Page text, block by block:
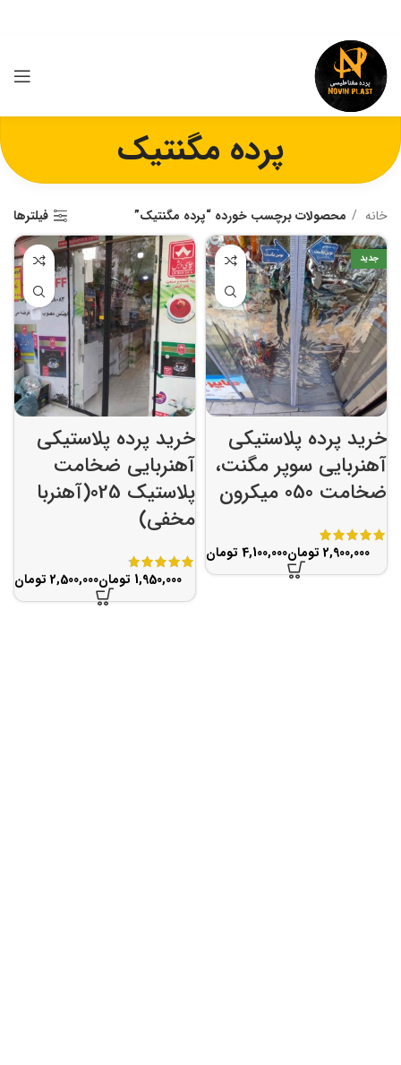
پرده مگنتیک
خانه محصولات برچسب خورده “پرده مگنتیک” فیلترها
جدید
خرید پرده پلاستیکی
آهنربایی سوپر مگنت،
ضخامت 050 میکرون
تومان تومان
خرید پرده پلاستیکی
آهنربایی ضخامت
پلاستیک 025(آهنربا
مخفی)
تومان تومان